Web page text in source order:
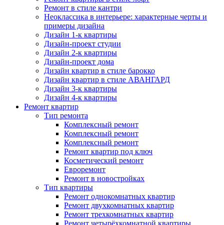
Ремонт в стиле кантри
Неоклассика в интерьере: характерные черты и
примеры дизайна
Дизайн 1-к квартиры
Дизайн-проект студии
Дизайн 2-к квартиры
Дизайн-проект дома
Дизайн квартир в стиле барокко
Дизайн квартир в стиле АВАНГАРД
Дизайн 3-к квартиры
Дизайн 4-к квартиры
Ремонт квартир
Тип ремонта
Комплексный ремонт
Комплексный ремонт
Комплексный ремонт
Ремонт квартир под ключ
Косметический ремонт
Евроремонт
Ремонт в новостройках
Тип квартиры
Ремонт однокомнатных квартир
Ремонт двухкомнатных квартир
Ремонт трехкомнатных квартир